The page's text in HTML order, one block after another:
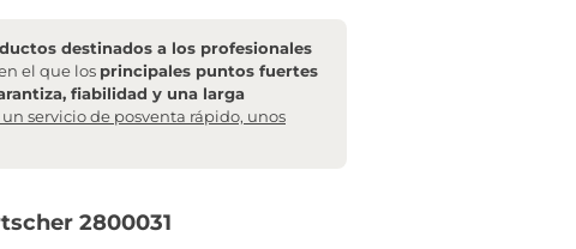
destinados a los profesionales
el que los principales puntos fuertes
fiabilidad y una larga
servicio de posventa rápido, unos
2800031